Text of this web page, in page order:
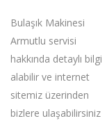
Bulaşık Makinesi
Armutlu servisi
hakkında detaylı bilgi
alabilir ve internet
sitemiz üzerinden
bizlere ulaşabilirsiniz